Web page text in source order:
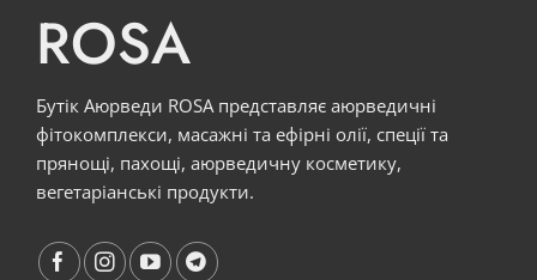
ROSA
Бутік Аюрведи ROSA представляє аюрведичні
фітокомплекси, масажні та ефірні олії, спеції та
прянощі, пахощі, аюрведичну косметику,
вегетаріанські продукти.